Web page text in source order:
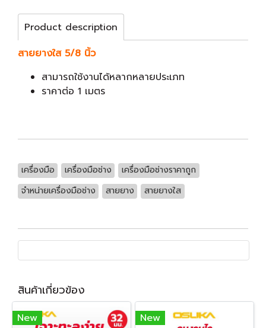
Product description
สายยางใส 5/8 นิ้ว
สามารถใช้งานได้หลากหลายประเภท
ราคาต่อ 1 เมตร
เครื่องมือ เครื่องมือช่าง
เครื่องมือช่างราคาถูก
จำหน่ายเครื่องมือช่าง
สายยาง สายยางใส
สินค้าเกี่ยวข้อง
New New